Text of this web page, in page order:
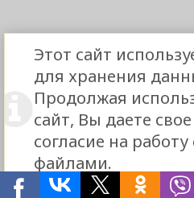
Этот сайт
для хранения
Продолжая
сайт, Вы даете свое
согласие на
файлами.